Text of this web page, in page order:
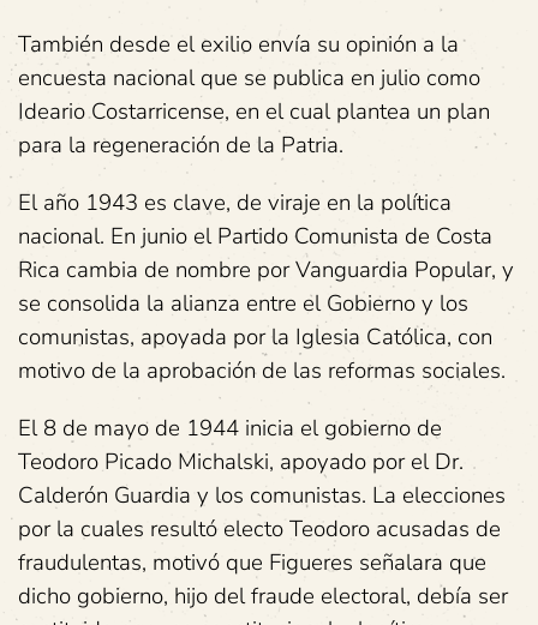
También desde el exilio envía su opinión a la
encuesta nacional que se publica en julio como
Ideario Costarricense, en el cual plantea un plan
para la regeneración de la Patria.
El año 1943 es clave, de viraje en la política
nacional. En junio el Partido Comunista de Costa
Rica cambia de nombre por Vanguardia Popular, y
se consolida la alianza entre el Gobierno y los
comunistas, apoyada por la Iglesia Católica, con
motivo de la aprobación de las reformas sociales.
El 8 de mayo de 1944 inicia el gobierno de
Teodoro Picado Michalski, apoyado por el Dr.
Calderón Guardia y los comunistas. La elecciones
por la cuales resultó electo Teodoro acusadas de
fraudulentas, motivó que Figueres señalara que
dicho gobierno, hijo del fraude electoral, debía ser